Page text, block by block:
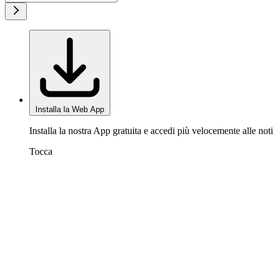
Installa la Web App
Installa la nostra App gratuita e accedi più velocemente alle
Tocca